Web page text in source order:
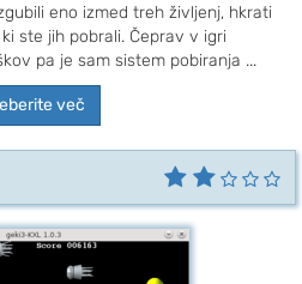
eno izmed treh življenj, hkrati
ste jih pobrali. Čeprav v igri
pa je sam sistem pobiranja ...
več